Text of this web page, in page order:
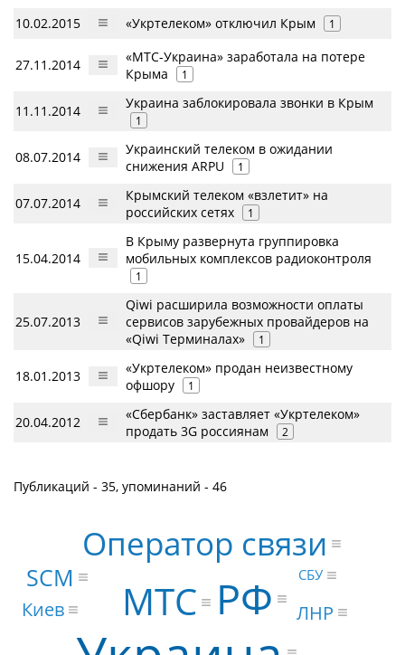
10.02.2015 «Укртелеком» отключил Крым 1
27.11.2014
«МТС-Украина» заработала на потере
Крыма
1
11.11.2014 Украина заблокировала звонки в Крым
1
08.07.2014
Украинский телеком в ожидании
снижения ARPU
1
07.07.2014
Крымский телеком «взлетит» на
российских сетях
1
15.04.2014
В Крыму развернута группировка
мобильных комплексов радиоконтроля
1
25.07.2013
Qiwi расширила возможности оплаты
сервисов зарубежных провайдеров на
«Qiwi Терминалах»
1
18.01.2013
«Укртелеком» продан неизвестному
офшору
1
20.04.2012
«Сбербанк» заставляет «Укртелеком»
продать 3G россиянам
2
Публикаций - 35, упоминаний - 46
РФ
МТС
Оператор связи
SCM
ЛНР
Киев
СБУ